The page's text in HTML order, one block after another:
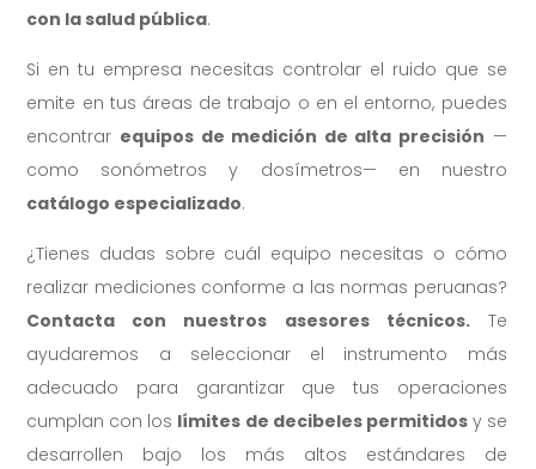
con la salud pública.
Si en tu empresa necesitas controlar el ruido que se
emite en tus áreas de trabajo o en el entorno, puedes
encontrar equipos de medición de alta precisión —
como sonómetros y dosímetros— en nuestro
catálogo especializado.
¿Tienes dudas sobre cuál equipo necesitas o cómo
realizar mediciones conforme a las normas peruanas?
Contacta con nuestros asesores técnicos.Te
ayudaremos a seleccionar el instrumento más
adecuado para garantizar que tus operaciones
cumplan con los límites de decibeles permitidosy se
desarrollen bajo los más altos estándares de